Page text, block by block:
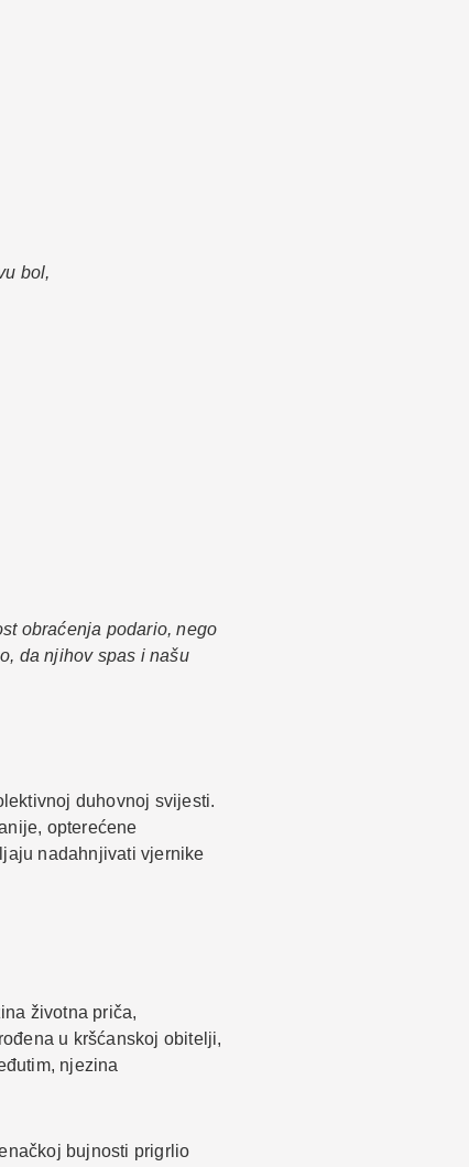
bol,
obraćenja podario, nego
da njihov spas i našu
duhovnoj svijesti.
opterećene
nadahnjivati vjernike
životna priča,
u kršćanskoj obitelji,
njezina
bujnosti prigrlio